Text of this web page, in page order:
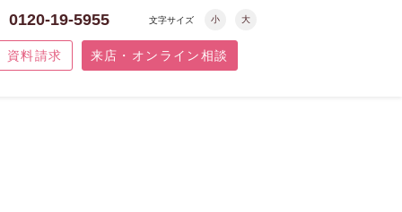
0120-19-5955 文字サイズ 小 大
資料請求 来店・オンライン相談